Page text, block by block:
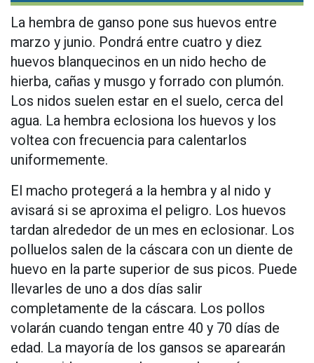
La hembra de ganso pone sus huevos entre
marzo y junio. Pondrá entre cuatro y diez
huevos blanquecinos en un nido hecho de
hierba, cañas y musgo y forrado con plumón.
Los nidos suelen estar en el suelo, cerca del
agua. La hembra eclosiona los huevos y los
voltea con frecuencia para calentarlos
uniformemente.
El macho protegerá a la hembra y al nido y
avisará si se aproxima el peligro. Los huevos
tardan alrededor de un mes en eclosionar. Los
polluelos salen de la cáscara con un diente de
huevo en la parte superior de sus picos. Puede
llevarles de uno a dos días salir
completamente de la cáscara. Los pollos
volarán cuando tengan entre 40 y 70 días de
edad. La mayoría de los gansos se aparearán